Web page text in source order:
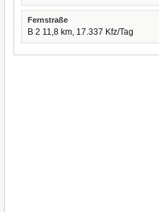
Fernstraße
B 2 11,8 km, 17.337 Kfz/Tag